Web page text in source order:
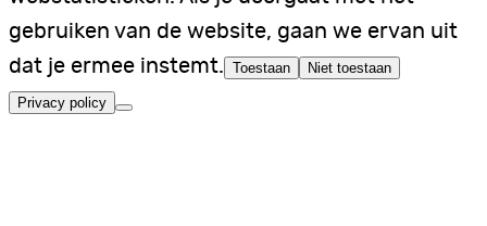
gebruiken van de website, gaan we ervan uit
dat je ermee instemt. Toestaan Niet toestaan
Privacy policy